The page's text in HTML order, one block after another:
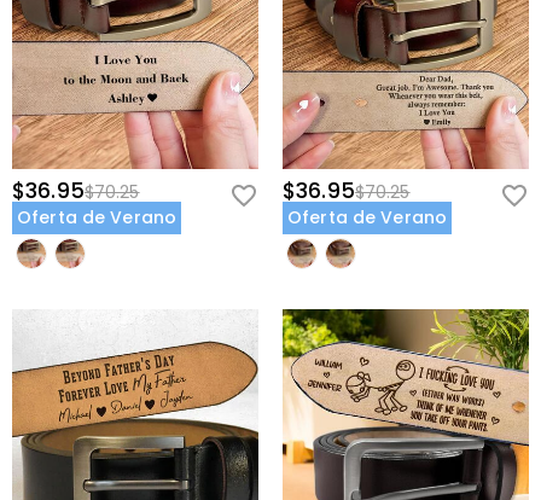
$36.95$70.25
Oferta de Verano
$36.95$70.25
Oferta de Verano